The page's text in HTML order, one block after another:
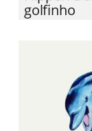
Flipper: a